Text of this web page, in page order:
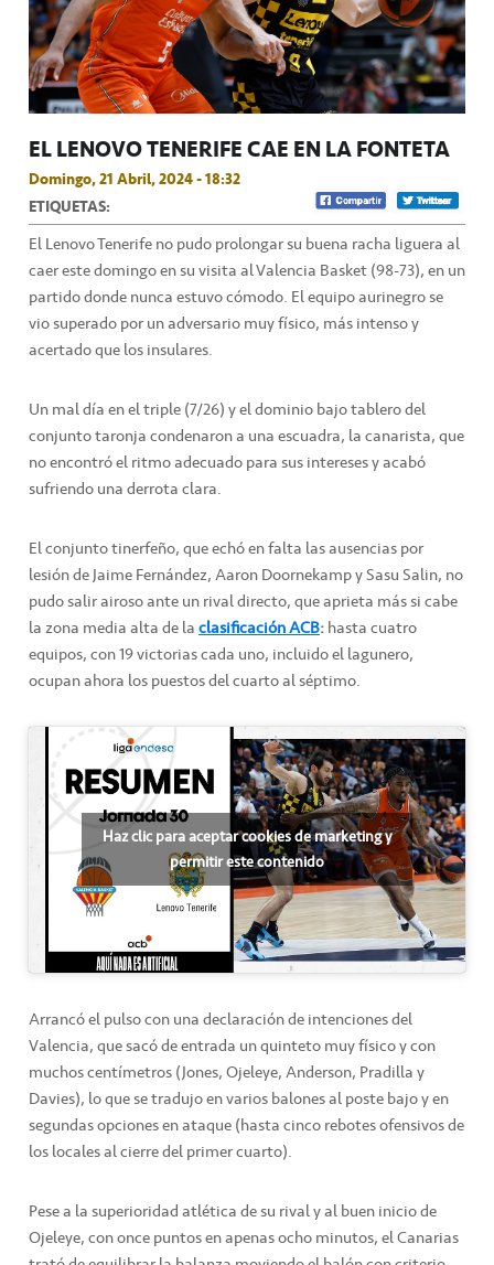
EL LENOVO TENERIFE CAE EN LA FONTETA
Domingo, 21 Abril, 2024 - 18:32
ETIQUETAS:
El Lenovo Tenerife no pudo prolongar su buena racha liguera al
caer este domingo en su visita al Valencia Basket (98-73), en un
partido donde nunca estuvo cómodo. El equipo aurinegro se
vio superado por un adversario muy físico, más intenso y
acertado que los insulares.
Un mal día en el triple (7/26) y el dominio bajo tablero del
conjunto taronja condenaron a una escuadra, la canarista, que
no encontró el ritmo adecuado para sus intereses y acabó
sufriendo una derrota clara.
El conjunto tinerfeño, que echó en falta las ausencias por
lesión de Jaime Fernández, Aaron Doornekamp y Sasu Salin, no
pudo salir airoso ante un rival directo, que aprieta más si cabe
la zona media alta de laclasificación ACB:hasta cuatro
equipos, con 19 victorias cada uno, incluido el lagunero,
ocupan ahora los puestos del cuarto al séptimo.
Haz clic para aceptar cookies de marketing y
permitir este contenido
Arrancó el pulso con una declaración de intenciones del
Valencia, que sacó de entrada un quinteto muy físico y con
muchos centímetros (Jones, Ojeleye, Anderson, Pradilla y
Davies), lo que se tradujo en varios balones al poste bajo y en
segundas opciones en ataque (hasta cinco rebotes ofensivos de
los locales al cierre del primer cuarto).
Pese a la superioridad atlética de su rival y al buen inicio de
Ojeleye, con once puntos en apenas ocho minutos, el Canarias